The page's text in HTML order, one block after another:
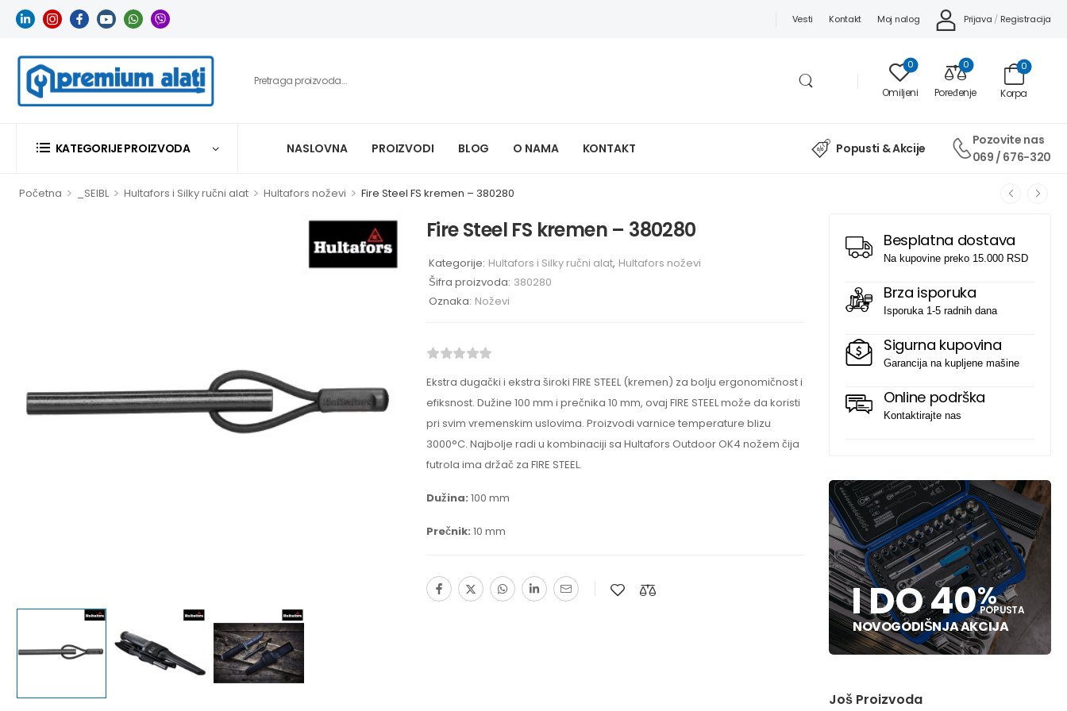
Vesti Kontakt Moj nalog Prijava / Registracija
0
Omiljeni
0
Poređenje Korpa
0
KATEGORIJE PROIZVODA NASLOVNA PROIZVODI BLOG O NAMA KONTAKT Popusti & Akcije
Pozovite nas
069 / 676-320
Početna > _SEIBL > Hultafors i Silky ručni alat > Hultafors noževi > Fire Steel FS kremen – 380280
Besplatna dostava
Na kupovine preko 15.000 RSD
Brza isporuka
Isporuka 1-5 radnih dana
Sigurna kupovina
Garancija na kupljene mašine
Online podrška
Kontaktirajte nas
I DO 40%
POPUSTA
NOVOGODIŠNJA AKCIJA
Još Proizvoda
Fire Steel FS kremen – 380280
Kategorije: Hultafors i Silky ručni alat, Hultafors noževi
Šifra proizvoda: 380280
Oznaka: Noževi
Ekstra dugački i ekstra široki FIRE STEEL (kremen) za bolju ergonomičnost i
efiksnost. Dužine 100 mm i prečnika 10 mm, ovaj FIRE STEEL može da koristi
pri svim vremenskim uslovima. Proizvodi varnice temperature blizu
3000°C. Najbolje radi u kombinaciji sa Hultafors Outdoor OK4 nožem čija
futrola ima držač za FIRE STEEL.
Dužina: 100 mm
Prečnik: 10 mm